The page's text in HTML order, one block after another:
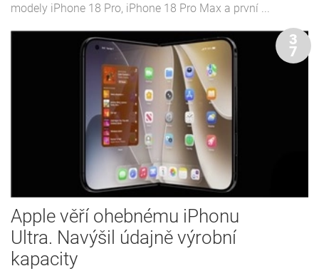
modely iPhone 18 Pro, iPhone 18 Pro Max a první ...
Apple věří ohebnému iPhonu
Ultra. Navýšil údajně výrobní
kapacity
3
7